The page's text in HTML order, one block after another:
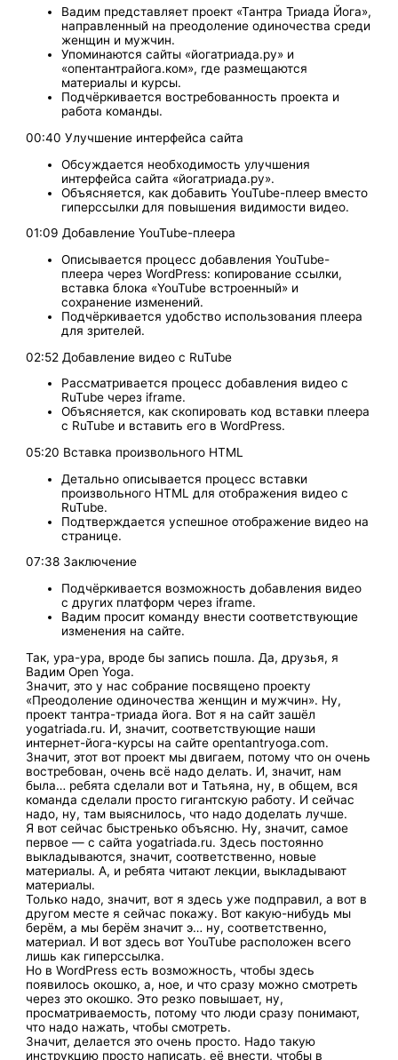
Вадим представляет проект «Тантра Триада Йога»,
направленный на преодоление одиночества среди
женщин и мужчин.
Упоминаются сайты «йогатриада.ру» и
«опентантрайога.ком», где размещаются
материалы и курсы.
Подчёркивается востребованность проекта и
работа команды.
00:40 Улучшение интерфейса сайта
Обсуждается необходимость улучшения
интерфейса сайта «йогатриада.ру».
Объясняется, как добавить YouTube-плеер вместо
гиперссылки для повышения видимости видео.
01:09 Добавление YouTube-плеера
Описывается процесс добавления YouTube-
плеера через WordPress: копирование ссылки,
вставка блока «YouTube встроенный» и
сохранение изменений.
Подчёркивается удобство использования плеера
для зрителей.
02:52 Добавление видео с RuTube
Рассматривается процесс добавления видео с
RuTube через iframe.
Объясняется, как скопировать код вставки плеера
с RuTube и вставить его в WordPress.
05:20 Вставка произвольного HTML
Детально описывается процесс вставки
произвольного HTML для отображения видео с
RuTube.
Подтверждается успешное отображение видео на
странице.
07:38 Заключение
Подчёркивается возможность добавления видео
с других платформ через iframe.
Вадим просит команду внести соответствующие
изменения на сайте.
Так, ура-ура, вроде бы запись пошла. Да, друзья, я
Вадим Open Yoga.
Значит, это у нас собрание посвящено проекту
«Преодоление одиночества женщин и мужчин». Ну,
проект тантра-триада йога. Вот я на сайт зашёл
yogatriada.ru. И, значит, соответствующие наши
интернет-йога-курсы на сайте opentantryoga.com.
Значит, этот вот проект мы двигаем, потому что он очень
востребован, очень всё надо делать. И, значит, нам
была… ребята сделали вот и Татьяна, ну, в общем, вся
команда сделали просто гигантскую работу. И сейчас
надо, ну, там выяснилось, что надо доделать лучше.
Я вот сейчас быстренько объясню. Ну, значит, самое
первое — с сайта yogatriada.ru. Здесь постоянно
выкладываются, значит, соответственно, новые
материалы. А, и ребята читают лекции, выкладывают
материалы.
Только надо, значит, вот я здесь уже подправил, а вот в
другом месте я сейчас покажу. Вот какую-нибудь мы
берём, а мы берём значит э… ну, соответственно,
материал. И вот здесь вот YouTube расположен всего
лишь как гиперссылка.
Но в WordPress есть возможность, чтобы здесь
появилось окошко, а, ное, и что сразу можно смотреть
через это окошко. Это резко повышает, ну,
просматриваемость, потому что люди сразу понимают,
что надо нажать, чтобы смотреть.
Значит, делается это очень просто. Надо такую
инструкцию просто написать, её внести, чтобы в